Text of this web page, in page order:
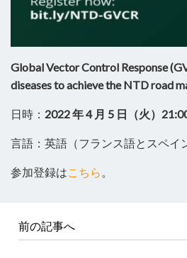
Global Vector Control Response
diseases to achieve the NTD road
日時： 2022 年 4 月 5 日（火）
言語：英語（フランス語とスペイ
参加登録は こちら
前の記事へ